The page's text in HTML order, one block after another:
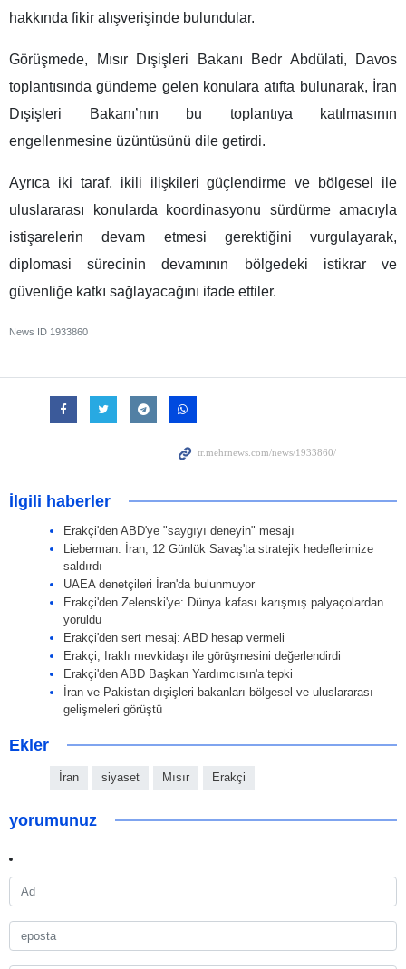
hakkında fikir alışverişinde bulundular.
Görüşmede, Mısır Dışişleri Bakanı Bedr Abdülati, Davos
toplantısında gündeme gelen konulara atıfta bulunarak, İran
Dışişleri Bakanı’nın bu toplantıya katılmasının
engellenmesine üzüntüsünü dile getirdi.
Ayrıca iki taraf, ikili ilişkileri güçlendirme ve bölgesel ile
uluslararası konularda koordinasyonu sürdürme amacıyla
istişarelerin devam etmesi gerektiğini vurgulayarak,
diplomasi sürecinin devamının bölgedeki istikrar ve
güvenliğe katkı sağlayacağını ifade ettiler.
News ID 1933860
İlgili haberler
Erakçi'den ABD'ye "saygıyı deneyin" mesajı
Lieberman: İran, 12 Günlük Savaş'ta stratejik hedeflerimize
saldırdı
UAEA denetçileri İran'da bulunmuyor
Erakçi'den Zelenski'ye: Dünya kafası karışmış palyaçolardan
yoruldu
Erakçi'den sert mesaj: ABD hesap vermeli
Erakçi, Iraklı mevkidaşı ile görüşmesini değerlendirdi
Erakçi'den ABD Başkan Yardımcısın'a tepki
İran ve Pakistan dışişleri bakanları bölgesel ve uluslararası
gelişmeleri görüştü
Ekler
İran siyaset Mısır Erakçi
yorumunuz